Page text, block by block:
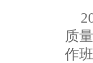
质
作